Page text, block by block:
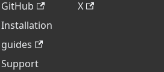
GitHub
Installation
guides
Support
X